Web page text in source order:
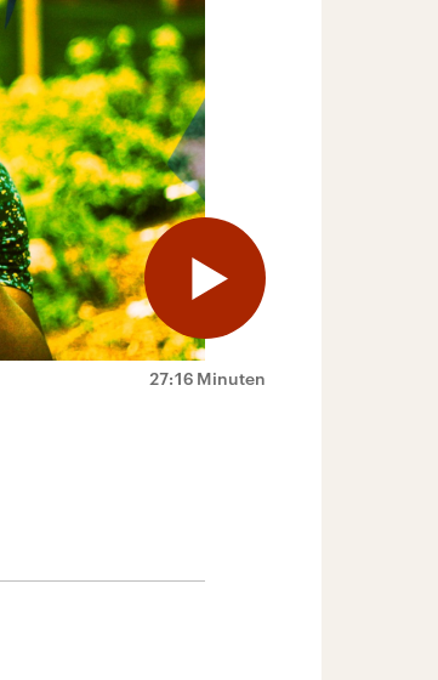
27:16 Minuten